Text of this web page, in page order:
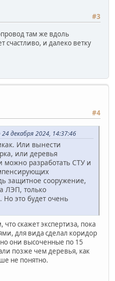
#3
там же вдоль
счастливо, и далеко ветку
#4
декабря 2024, 14:37:46
Или вынести
или деревья
можно разработать СТУ и
защитное сооружение,
ЛЭП, только
Но это будет очень
скажет экспертиза, пока
для вида сделал коридор
но они высоченные по 15
позже чем деревья, как
не понятно.